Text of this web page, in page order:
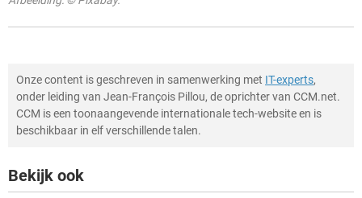
Onze content is geschreven in samenwerking met IT-experts,
onder leiding van Jean-François Pillou, de oprichter van CCM.net.
CCM is een toonaangevende internationale tech-website en is
beschikbaar in elf verschillende talen.
Bekijk ook